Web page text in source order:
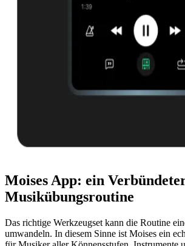
Moises App: ein
Musikübungsroutine
Das richtige Werkzeugset kann die Routine
umwandeln. In diesem Sinne ist Moises ein